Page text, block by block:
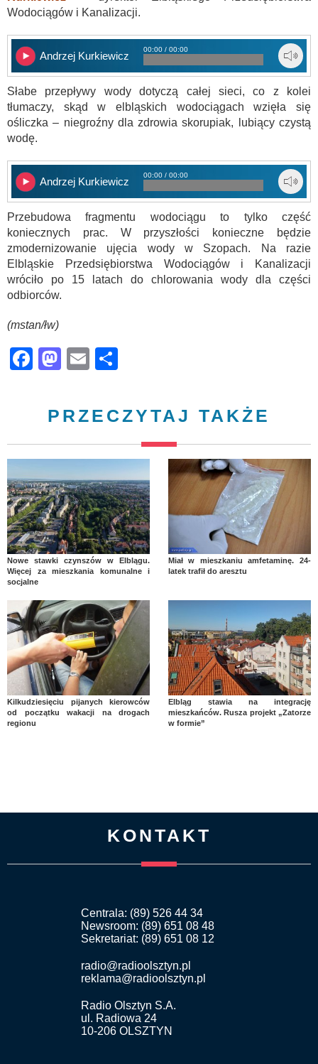
Wodociągów i Kanalizacji.
Andrzej Kurkiewicz
00:00 / 00:00
Słabe przepływy wody dotyczą całej sieci, co z kolei
tłumaczy, skąd w elbląskich wodociągach wzięła się
ośliczka – niegroźny dla zdrowia skorupiak, lubiący czystą
wodę.
Andrzej Kurkiewicz
00:00 / 00:00
Przebudowa fragmentu wodociągu to tylko część
koniecznych prac. W przyszłości konieczne będzie
zmodernizowanie ujęcia wody w Szopach. Na razie
Elbląskie Przedsiębiorstwa Wodociągów i Kanalizacji
wróciło po 15 latach do chlorowania wody dla części
odbiorców.
(mstan/łw)
Facebook
Mastodon
Email
PRZECZYTAJ TAKŻE
Nowe stawki czynszów w Elblągu.
Więcej za mieszkania komunalne i
socjalne
Miał w mieszkaniu amfetaminę. 24-
latek trafił do aresztu
Kilkudziesięciu pijanych kierowców
od początku wakacji na drogach
regionu
Elbląg stawia na integrację
mieszkańców. Rusza projekt „Zatorze
w formie”
KONTAKT
Centrala: (89) 526 44 34
Newsroom: (89) 651 08 48
Sekretariat: (89) 651 08 12
radio@radioolsztyn.pl
reklama@radioolsztyn.pl
Radio Olsztyn S.A.
ul. Radiowa 24
10-206 OLSZTYN